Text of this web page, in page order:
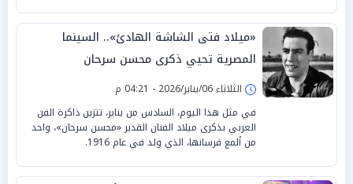
«ميلاد فتى الشاشة الهادئ».. السينما
المصرية تحيي ذكرى محسن سرحان
الثلاثاء 06/يناير/2026 - 04:21 م
في مثل هذا اليوم، السادس من يناير، تتزين ذاكرة الفن
العربي بذكرى ميلاد الفنان القدير «محسن سرحان»، واحد
من ألمع فرسانها، الذي ولد في عام 1916.